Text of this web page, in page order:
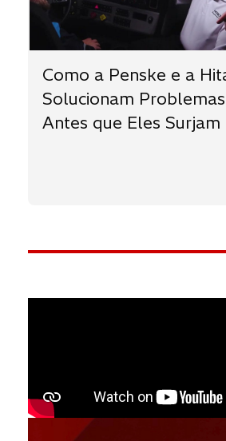
Como a Penske e a
Solucionam Problemas
Antes que Eles Surjam